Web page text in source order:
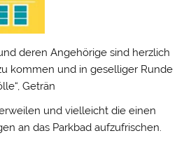
deren Angehörige sind herzlich
kommen und in geselliger Runde
Geträn
und vielleicht die einen
an das Parkbad aufzufrischen.